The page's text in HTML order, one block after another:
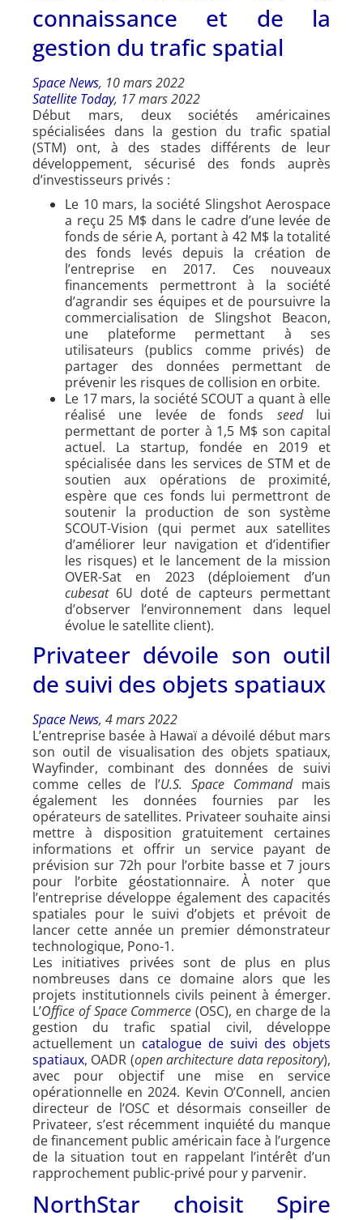
connaissance et de la
gestion du trafic spatial
Space News, 10 mars 2022
Satellite Today, 17 mars 2022
Début mars, deux sociétés américaines
spécialisées dans la gestion du trafic spatial
(STM) ont, à des stades différents de leur
développement, sécurisé des fonds auprès
d’investisseurs privés :
Le 10 mars, la société Slingshot Aerospace
a reçu 25 M$ dans le cadre d’une levée de
fonds de série A, portant à 42 M$ la totalité
des fonds levés depuis la création de
l’entreprise en 2017. Ces nouveaux
financements permettront à la société
d’agrandir ses équipes et de poursuivre la
commercialisation de Slingshot Beacon,
une plateforme permettant à ses
utilisateurs (publics comme privés) de
partager des données permettant de
prévenir les risques de collision en orbite.
Le 17 mars, la société SCOUT a quant à elle
réalisé une levée de fonds seedlui
permettant de porter à 1,5 M$ son capital
actuel. La startup, fondée en 2019 et
spécialisée dans les services de STM et de
soutien aux opérations de proximité,
espère que ces fonds lui permettront de
soutenir la production de son système
SCOUT-Vision (qui permet aux satellites
d’améliorer leur navigation et d’identifier
les risques) et le lancement de la mission
OVER-Sat en 2023 (déploiement d’un
cubesat6U doté de capteurs permettant
d’observer l’environnement dans lequel
évolue le satellite client).
Privateer dévoile son outil
de suivi des objets spatiaux
Space News, 4 mars 2022
L’entreprise basée à Hawaï a dévoilé début mars
son outil de visualisation des objets spatiaux,
Wayfinder, combinant des données de suivi
comme celles de l’U.S. Space Commandmais
également les données fournies par les
opérateurs de satellites. Privateer souhaite ainsi
mettre à disposition gratuitement certaines
informations et offrir un service payant de
prévision sur 72h pour l’orbite basse et 7 jours
pour l’orbite géostationnaire. À noter que
l’entreprise développe également des capacités
spatiales pour le suivi d’objets et prévoit de
lancer cette année un premier démonstrateur
technologique, Pono-1.
Les initiatives privées sont de plus en plus
nombreuses dans ce domaine alors que les
projets institutionnels civils peinent à émerger.
L’Office of Space Commerce (OSC), en charge de la
gestion du trafic spatial civil, développe
actuellement un catalogue de suivi des objets
spatiaux, OADR (open architecture data repository),
avec pour objectif une mise en service
opérationnelle en 2024. Kevin O’Connell, ancien
directeur de l’OSC et désormais conseiller de
Privateer, s’est récemment inquiété du manque
de financement public américain face à l’urgence
de la situation tout en rappelant l’intérêt d’un
rapprochement public-privé pour y parvenir.
NorthStar choisit Spire